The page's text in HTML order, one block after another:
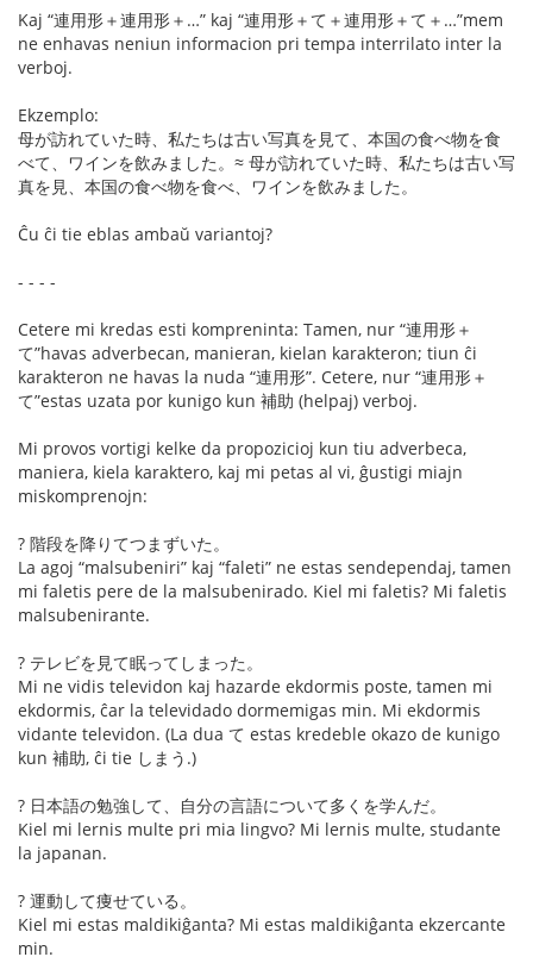
Kaj “連用形＋連用形＋…” kaj “連用形＋て＋連用形＋て＋…”mem
ne enhavas neniun informacion pri tempa interrilato inter la
verboj.
Ekzemplo:
母が訪れていた時、私たちは古い写真を見て、本国の食べ物を食
べて、ワインを飲みました。≈ 母が訪れていた時、私たちは古い写
真を見、本国の食べ物を食べ、ワインを飲みました。
Ĉu ĉi tie eblas ambaŭ variantoj?
- - - -
Cetere mi kredas esti kompreninta: Tamen, nur “連用形＋
て”havas adverbecan, manieran, kielan karakteron; tiun ĉi
karakteron ne havas la nuda “連用形”. Cetere, nur “連用形＋
て”estas uzata por kunigo kun 補助 (helpaj) verboj.
Mi provos vortigi kelke da propozicioj kun tiu adverbeca,
maniera, kiela karaktero, kaj mi petas al vi, ĝustigi miajn
miskomprenojn:
? 階段を降りてつまずいた。
La agoj “malsubeniri” kaj “faleti” ne estas sendependaj, tamen
mi faletis pere de la malsubenirado. Kiel mi faletis? Mi faletis
malsubenirante.
? テレビを見て眠ってしまった。
Mi ne vidis televidon kaj hazarde ekdormis poste, tamen mi
ekdormis, ĉar la televidado dormemigas min. Mi ekdormis
vidante televidon. (La dua て estas kredeble okazo de kunigo
kun 補助, ĉi tie しまう.)
? 日本語の勉強して、自分の言語について多くを学んだ。
Kiel mi lernis multe pri mia lingvo? Mi lernis multe, studante
la japanan.
? 運動して痩せている。
Kiel mi estas maldikiĝanta? Mi estas maldikiĝanta ekzercante
min.